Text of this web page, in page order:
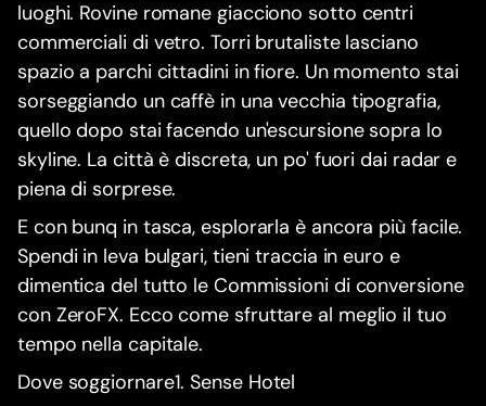
luoghi. Rovine romane giacciono sotto centri
commerciali di vetro. Torri brutaliste lasciano
spazio a parchi cittadini in fiore. Un momento stai
sorseggiando un caffè in una vecchia tipografia,
quello dopo stai facendo un'escursione sopra lo
skyline. La città è discreta, un po' fuori dai radar e
piena di sorprese.
E con bunq in tasca, esplorarla è ancora più facile.
Spendi in leva bulgari, tieni traccia in euro e
dimentica del tutto le Commissioni di conversione
con ZeroFX. Ecco come sfruttare al meglio il tuo
tempo nella capitale.
Dove soggiornare1. Sense Hotel